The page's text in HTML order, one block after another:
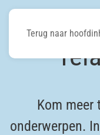
Terug naar
Kom meer
onderwerpen.